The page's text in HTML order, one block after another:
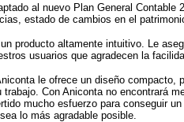
al nuevo Plan General
estado de cambios en el
producto altamente intuitivo. Le
usuarios que agradecen la
le ofrece un diseño compacto,
Con Aniconta no encontrará
mucho esfuerzo para conseguir
lo más agradable posible.